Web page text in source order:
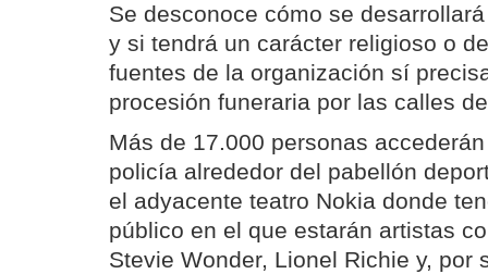
Se desconoce cómo se
y si tendrá un carácter religioso o
fuentes de la organización sí
procesión funeraria por las calles
Más de 17.000 personas
policía alrededor del pabellón
el adyacente teatro Nokia donde
público en el que estarán artistas
Stevie Wonder, Lionel Richie y, por